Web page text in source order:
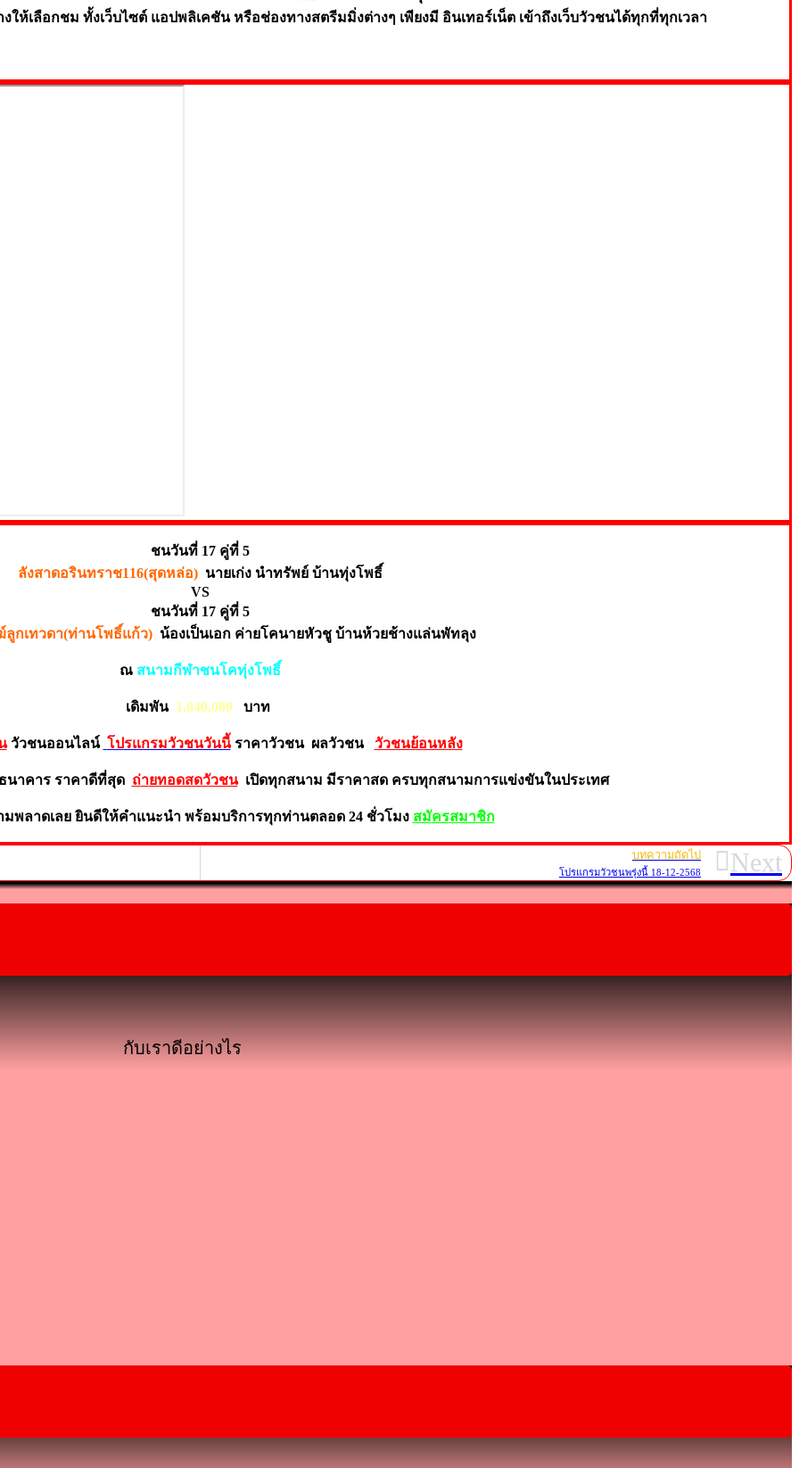
งให้เลือกชม ทั้งเว็บไซต์ แอปพลิเคชัน หรือช่องทางสตรีมมิ่งต่างๆ เพียงมี อินเทอร์เน็ต เข้าถึงเว็บวัวชนได้ทุกที่ทุกเวลา
ชนวันที่ 17 คู่ที่ 5
ลังสาดอรินทราช116(สุดหล่อ)นายเก่ง นำทรัพย์ บ้านทุ่งโพธิ์
VS
ชนวันที่ 17 คู่ที่ 5
กเทวดา(ท่านโพธิ์แก้ว) น้องเป็นเอก ค่ายโคนายหัวชู บ้านห้วยช้างแล่นพัทลุง
ณ สนามกีฬาชนโคทุ่งโพธิ์
เดิมพัน 1,040,000 บาท
วัวชนออนไลน์ โปรแกรมวัวชนวันนี้ ราคาวัวชน ผลวัวชน วัวชนย้อนหลัง
นาคาร ราคาดีที่สุด ถ่ายทอดสดวัวชน เปิดทุกสนาม มีราคาสด ครบทุกสนามการแข่งขันในประเทศ
มพลาดเลย ยินดีให้คำแนะนำ พร้อมบริการทุกท่านตลอด 24 ชั่วโมง สมัครสมาชิก
บทความถัดไป
โปรแกรมวัวชนพรุ่งนี้ 18-12-2568 Next
กับเราดีอย่างไร